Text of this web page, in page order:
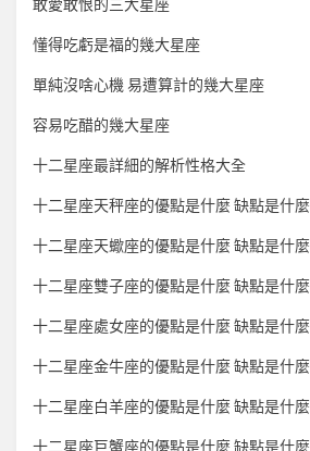
敢愛敢恨的三大星座
懂得吃虧是福的幾大星座
單純沒啥心機 易遭算計的幾大星座
容易吃醋的幾大星座
十二星座最詳細的解析性格大全
十二星座天秤座的優點是什麼 缺點是什麼
十二星座天蠍座的優點是什麼 缺點是什麼
十二星座雙子座的優點是什麼 缺點是什麼
十二星座處女座的優點是什麼 缺點是什麼
十二星座金牛座的優點是什麼 缺點是什麼
十二星座白羊座的優點是什麼 缺點是什麼